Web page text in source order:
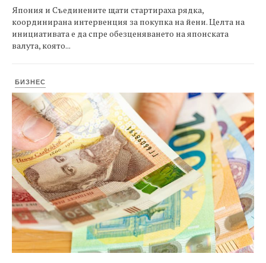
Япония и Съединените щати стартираха рядка,
координирана интервенция за покупка на йени. Целта на
инициативата е да спре обезценяването на японската
валута, която...
БИЗНЕС